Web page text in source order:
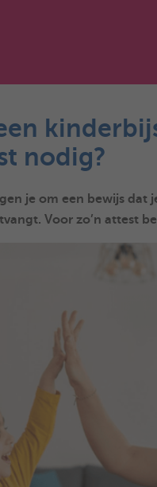
nodig?
je om een bewijs dat
Voor zo’n attest